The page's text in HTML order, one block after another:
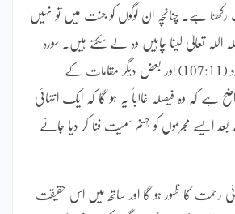
ہے۔ چنانچہ ان لوگوں کو جنت میں تو نہیں
اللہ تعالیٰ لینا چاہیں وہ لے سکتے ہیں۔ سورہ
انعام (128:6)، سورہ ہود (107:11) اور بعض دیگر مقامات کے
کہ وہ فیصلہ غالباً یہ ہو گا کہ ایک انتہائی
مجرموں کو جہنم سمیت فنا کر دیا جائے
رحمت کا ظہور ہو گا اور ساتھ میں اس حقیقت